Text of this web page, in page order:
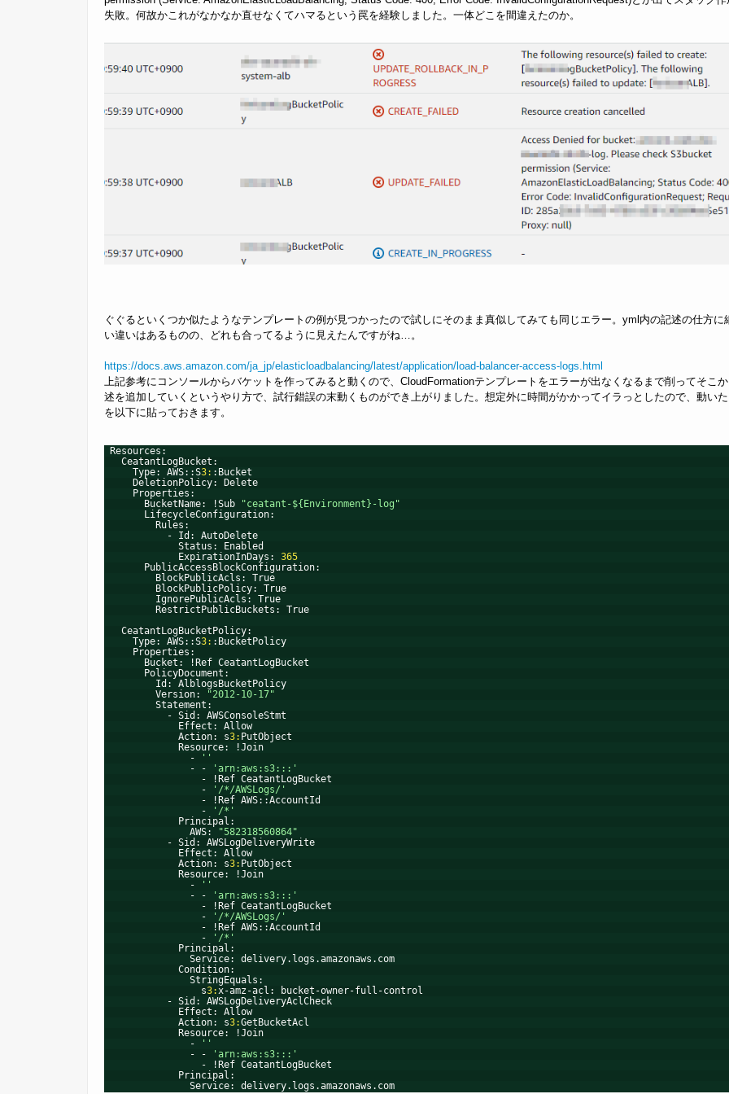
失敗。何故かこれがなかなか直せなくてハマるという罠を経験しました。一体どこを間違えたのか。
ぐぐるといくつか似たようなテンプレートの例が見つかったので試しにそのまま真似してみても同じエラー。yml内の記述の仕方に
い違いはあるものの、どれも合ってるように見えたんですがね…。
https://docs.aws.amazon.com/ja_jp/elasticloadbalancing/latest/application/load-balancer-access-logs.html
上記参考にコンソールからバケットを作ってみると動くので、CloudFormationテンプレートをエラーが出なくなるまで削ってそこ
述を追加していくというやり方で、試行錯誤の末動くものができ上がりました。想定外に時間がかかってイラっとしたので、動い
を以下に貼っておきます。
Resources:
CeatantLogBucket:
Type: AWS::S3: :Bucket
DeletionPolicy: Delete
Properties:
BucketName: !Sub
"ceatant-${Environment}-log"
LifecycleConfiguration:
Rules:
- Id: AutoDelete
Status: Enabled
ExpirationInDays: 365
PublicAccessBlockConfiguration:
BlockPublicAcls: True
BlockPublicPolicy: True
IgnorePublicAcls: True
RestrictPublicBuckets: True
CeatantLogBucketPolicy:
Type: AWS::S3: :BucketPolicy
Properties:
Bucket: !Ref CeatantLogBucket
PolicyDocument:
Id: AlblogsBucketPolicy
Version:
"2012-10-17"
Statement:
- Sid: AWSConsoleStmt
Effect: Allow
Action: s3: PutObject
Resource: !Join
-
''
- -
'arn:aws:s3:::'
- !Ref CeatantLogBucket
-
'/*/AWSLogs/'
- !Ref AWS::AccountId
-
'/*'
Principal:
AWS:
"582318560864"
- Sid: AWSLogDeliveryWrite
Effect: Allow
Action: s3: PutObject
Resource: !Join
-
''
- -
'arn:aws:s3:::'
- !Ref CeatantLogBucket
-
'/*/AWSLogs/'
- !Ref AWS::AccountId
-
'/*'
Principal:
Service: delivery.logs.amazonaws.com
Condition:
StringEquals:
s3: x-amz-acl: bucket-owner-full-control
- Sid: AWSLogDeliveryAclCheck
Effect: Allow
Action: s3:GetBucketAcl
Resource: !Join
-
''
- -
'arn:aws:s3:::'
- !Ref CeatantLogBucket
Principal:
Service: delivery.logs.amazonaws.com